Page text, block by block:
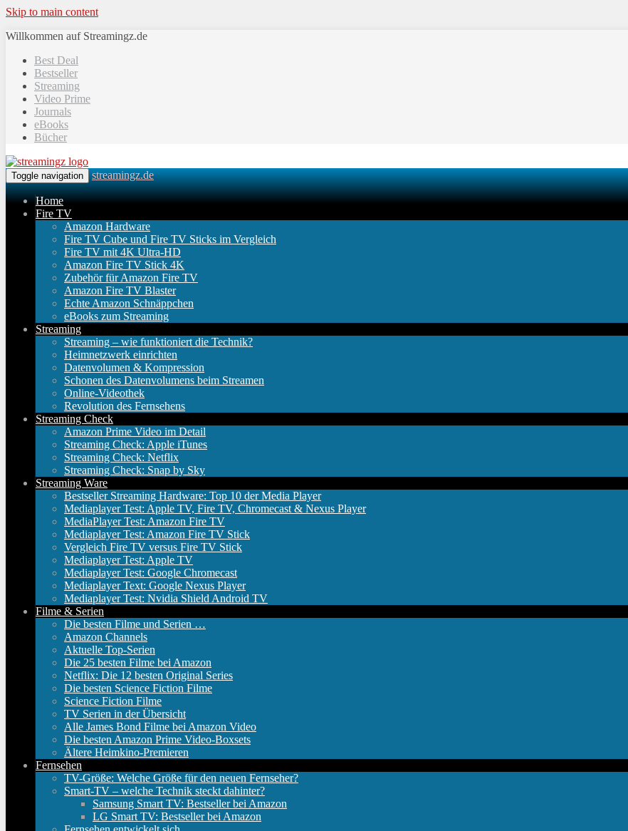
Skip to main content
Willkommen auf Streamingz.de
Best Deal
Bestseller
Streaming
Video Prime
Journals
eBooks
Bücher
Toggle navigation streamingz.de
Home
Fire TV
Amazon Hardware
Fire TV Cube und Fire TV Sticks im Vergleich
Fire TV mit 4K Ultra-HD
Amazon Fire TV Stick 4K
Zubehör für Amazon Fire TV
Amazon Fire TV Blaster
Echte Amazon Schnäppchen
eBooks zum Streaming
Streaming
Streaming – wie funktioniert die Technik?
Heimnetzwerk einrichten
Datenvolumen & Kompression
Schonen des Datenvolumens beim Streamen
Online-Videothek
Revolution des Fernsehens
Streaming Check
Amazon Prime Video im Detail
Streaming Check: Apple iTunes
Streaming Check: Netflix
Streaming Check: Snap by Sky
Streaming Ware
Bestseller Streaming Hardware: Top 10 der Media Player
Mediaplayer Test: Apple TV, Fire TV, Chromecast & Nexus Player
MediaPlayer Test: Amazon Fire TV
Mediaplayer Test: Amazon Fire TV Stick
Vergleich Fire TV versus Fire TV Stick
Mediaplayer Test: Apple TV
Mediaplayer Test: Google Chromecast
Mediaplayer Text: Google Nexus Player
Mediaplayer Test: Nvidia Shield Android TV
Filme & Serien
Die besten Filme und Serien …
Amazon Channels
Aktuelle Top-Serien
Die 25 besten Filme bei Amazon
Netflix: Die 12 besten Original Series
Die besten Science Fiction Filme
Science Fiction Filme
TV Serien in der Übersicht
Alle James Bond Filme bei Amazon Video
Die besten Amazon Prime Video-Boxsets
Ältere Heimkino-Premieren
Fernsehen
TV-Größe: Welche Größe für den neuen Fernseher?
Smart-TV – welche Technik steckt dahinter?
Samsung Smart TV: Bestseller bei Amazon
LG Smart TV: Bestseller bei Amazon